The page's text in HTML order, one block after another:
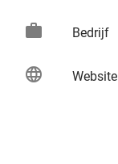
work Bedrijf
language Website